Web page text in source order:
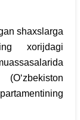
shaxslarga
xorijdagi